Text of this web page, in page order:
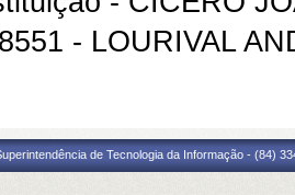
- LOURIVAL
de Tecnologia da Informação - (84)